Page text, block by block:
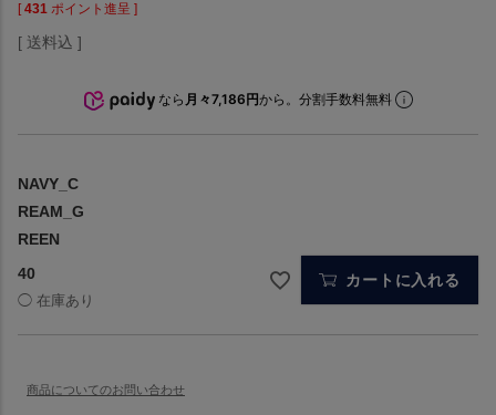
[ 431 ポイント進呈 ]
送料込
なら 月々7,186円から。分割手数料無料
NAVY_C
REAM_G
REEN
40
カートに入れる